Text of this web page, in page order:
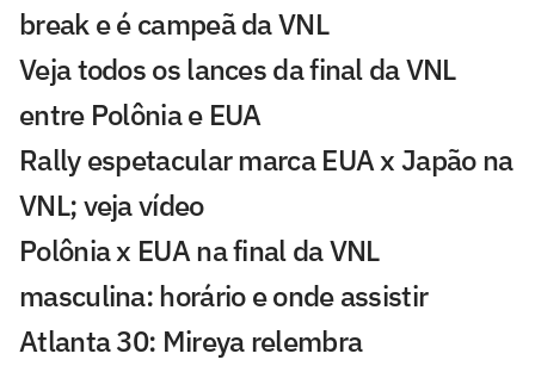
break e é campeã da VNL
Veja todos os lances da final da VNL
entre Polônia e EUA
Rally espetacular marca EUA x Japão na
VNL; veja vídeo
Polônia x EUA na final da VNL
masculina: horário e onde assistir
Atlanta 30: Mireya relembra